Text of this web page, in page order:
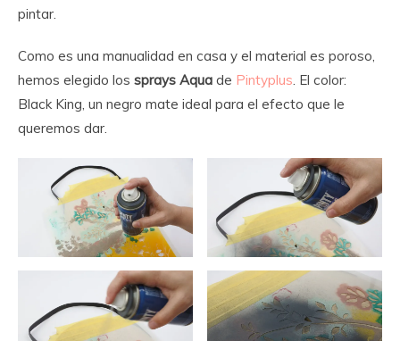
pintar.
Como es una manualidad en casa y el material es poroso,
hemos elegido los sprays Aqua de Pintyplus. El color:
Black King, un negro mate ideal para el efecto que le
queremos dar.